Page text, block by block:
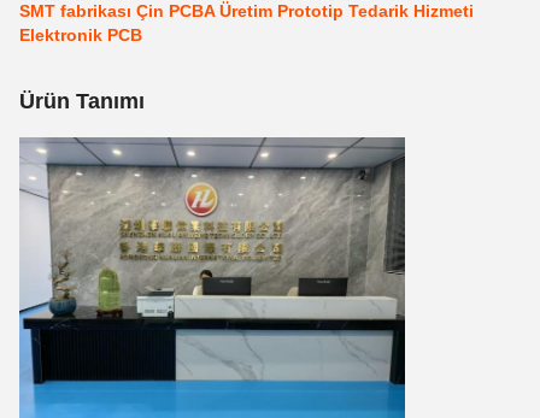
SMT fabrikası Çin PCBA Üretim Prototip Tedarik Hizmeti
Elektronik PCB
Ürün Tanımı